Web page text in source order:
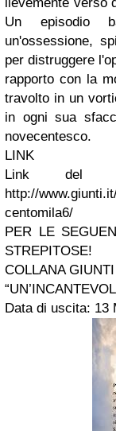
Un episodio
un'ossessione,
per distruggere
rapporto con la
travolto in un
in ogni sua
novecentesco.
LINK
Link del
http://
centomila6/
PER LE
STREPITOSE!
COLLANA
Data di uscita: 13